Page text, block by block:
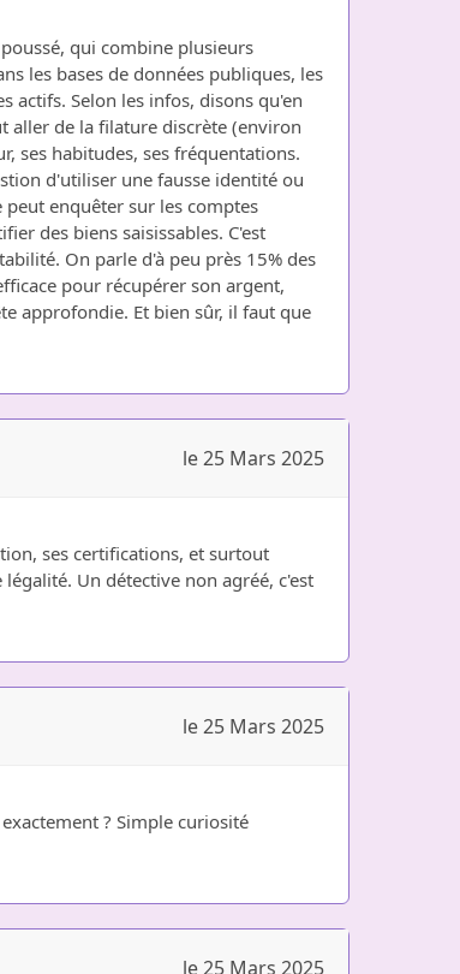
qui combine plusieurs
les bases de données publiques, les
actifs. Selon les infos, disons qu'en
aller de la filature discrète (environ
ses habitudes, ses fréquentations.
d'utiliser une fausse identité ou
enquêter sur les comptes
des biens saisissables. C'est
On parle d'à peu près 15% des
pour récupérer son argent,
approfondie. Et bien sûr, il faut que
le 25 Mars 2025
ses certifications, et surtout
Un détective non agréé, c'est
le 25 Mars 2025
? Simple curiosité
le 25 Mars 2025